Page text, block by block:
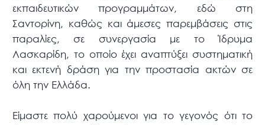
εκπαιδευτικών προγραμμάτων, εδώ στη
Σαντορίνη, καθώς και άμεσες παρεμβάσεις στις
παραλίες, σε συνεργασία με το Ίδρυμα
Λασκαρίδη, το οποίο έχει αναπτύξει συστηματική
και εκτενή δράση για την προστασία ακτών σε
όλη την Ελλάδα.
Είμαστε πολύ χαρούμενοι για το γεγονός ότι το